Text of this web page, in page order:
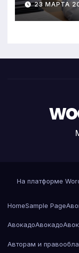
23 МАРТА
На платформе
HomeSample Page
АвокадоАвокадо
Авторам и